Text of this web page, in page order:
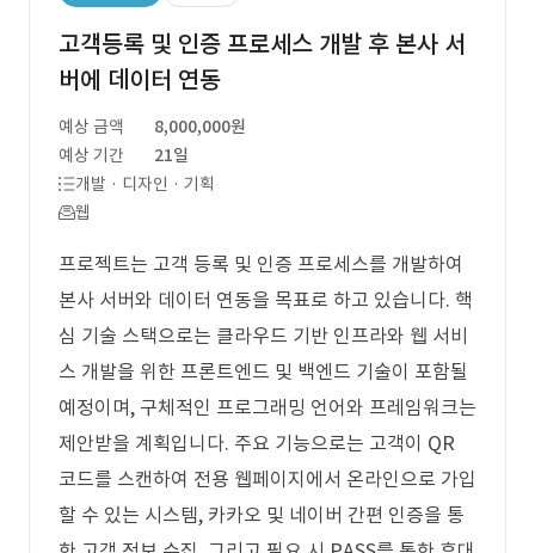
고객등록 및 인증 프로세스 개발 후 본사 서
버에 데이터 연동
예상 금액
8,000,000원
예상 기간
21일
개발 · 디자인 · 기획
웹
프로젝트는 고객 등록 및 인증 프로세스를 개발하여
본사 서버와 데이터 연동을 목표로 하고 있습니다. 핵
심 기술 스택으로는 클라우드 기반 인프라와 웹 서비
스 개발을 위한 프론트엔드 및 백엔드 기술이 포함될
예정이며, 구체적인 프로그래밍 언어와 프레임워크는
제안받을 계획입니다. 주요 기능으로는 고객이 QR
코드를 스캔하여 전용 웹페이지에서 온라인으로 가입
할 수 있는 시스템, 카카오 및 네이버 간편 인증을 통